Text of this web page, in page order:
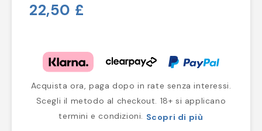
22,50 £
Acquista ora, paga dopo in rate senza interessi.
Scegli il metodo al checkout. 18+ si applicano
termini e condizioni. Scopri di più